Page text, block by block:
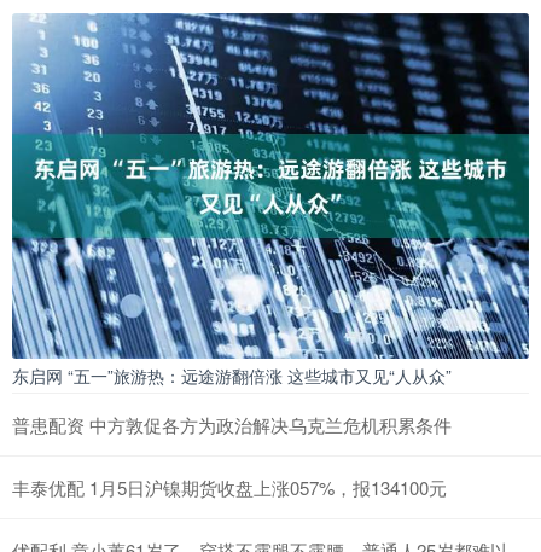
东启网 “五一”旅游热：远途游翻倍涨 这些城市又见“人从众”
普患配资 中方敦促各方为政治解决乌克兰危机积累条件
丰泰优配 1月5日沪镍期货收盘上涨057%，报134100元